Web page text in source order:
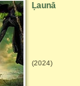
Ļaunā
(2024)